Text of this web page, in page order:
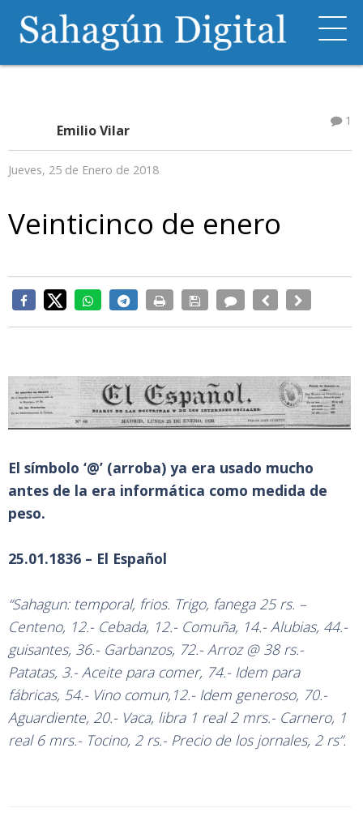
Emilio Vilar
1
Jueves, 25 de Enero de 2018
Veinticinco de enero
El símbolo ‘@’ (arroba) ya era usado mucho
antes de la era informática como medida de
peso.
25.01.1836 – El Español
“Sahagun: temporal, frios. Trigo, fanega 25 rs. –
Centeno, 12.- Cebada, 12.- Comuña, 14.- Alubias, 44.-
guisantes, 36.- Garbanzos, 72.- Arroz @ 38 rs.-
Patatas, 3.- Aceite para comer, 74.- Idem para
fábricas, 54.- Vino comun,12.- Idem generoso, 70.-
Aguardiente, 20.- Vaca, libra 1 real 2 mrs.- Carnero, 1
real 6 mrs.- Tocino, 2 rs.- Precio de los jornales, 2 rs”.